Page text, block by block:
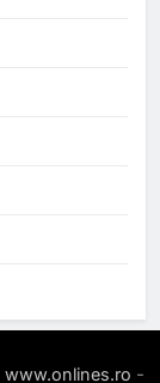
www.onlines.ro -